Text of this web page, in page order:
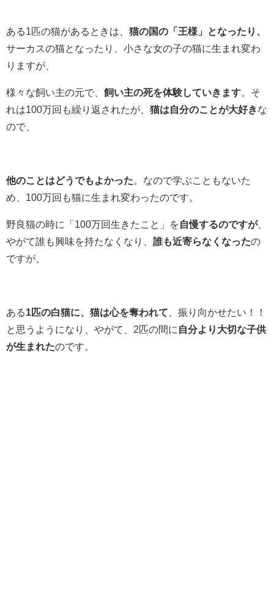
ある1匹の猫があるときは、 猫の国の「王様」となったり、
サーカスの猫となったり、小さな女の子の猫に生まれ変わ
りますが、
様々な飼い主の元で、 飼い主の死を体験していきます 。そ
れは100万回も繰り返されたが、 猫は自分のことが大好きな
ので、
他のことはどうでもよかった 。なので学ぶこともないた
め、100万回も猫に生まれ変わったのです。
野良猫の時に「100万回生きたこと」を自慢するのですが、
やがて誰も興味を持たなくなり、 誰も近寄らなくなったの
ですが、
ある1匹の白猫に、猫は心を奪われて 、振り向かせたい！！
と思うようになり、やがて、2匹の間に 自分より大切な子供
が生まれたのです。